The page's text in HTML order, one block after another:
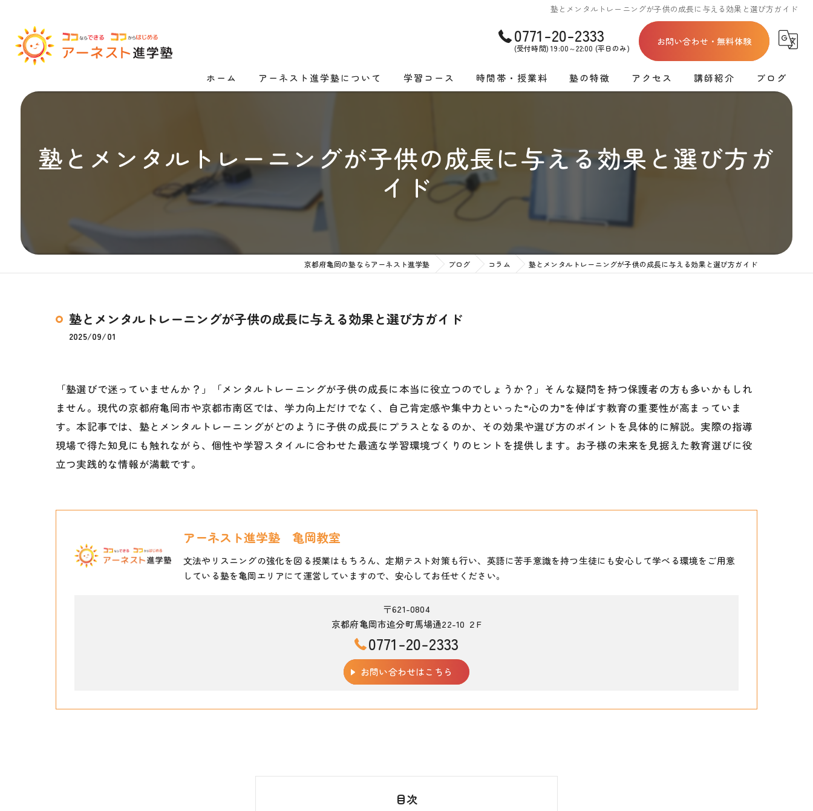
塾とメンタルトレーニングが子供の成長に与える効果と選び方ガイド
0771-20-2333
(受付時間) 19:00～22:00 (平日のみ)
お問い合わせ・無料体験
ホーム アーネスト進学塾について 学習コース
中学生コース
ONLINE授業コース
時間帯・授業料
洛西教室 時間割
集団授業コース料金
個別授業コース料金
塾の特徴
高校受験
ロボットプログラミング
アクセス
洛西教室
運営会社
講師紹介 ブログ
塾とメンタルトレーニングが子供の成長に与える効果と選び方ガ
イド
京都府亀岡の塾ならアーネスト進学塾 ブログ コラム 塾とメンタルトレーニングが子供の成長に与える効果と選び方ガイド
塾とメンタルトレーニングが子供の成長に与える効果と選び方ガイド
2025/09/01
「塾選びで迷っていませんか？」「メンタルトレーニングが子供の成長に本当に役立つのでしょうか？」そんな疑問を持つ保護者の方も多いかもしれ
ません。現代の京都府亀岡市や京都市南区では、学力向上だけでなく、自己肯定感や集中力といった“心の力”を伸ばす教育の重要性が高まっていま
す。本記事では、塾とメンタルトレーニングがどのように子供の成長にプラスとなるのか、その効果や選び方のポイントを具体的に解説。実際の指導
現場で得た知見にも触れながら、個性や学習スタイルに合わせた最適な学習環境づくりのヒントを提供します。お子様の未来を見据えた教育選びに役
立つ実践的な情報が満載です。
アーネスト進学塾 亀岡教室
文法やリスニングの強化を図る授業はもちろん、定期テスト対策も行い、英語に苦手意識を持つ生徒にも安心して学べる環境をご用意
している塾を亀岡エリアにて運営していますので、安心してお任せください。
〒621-0804
京都府亀岡市追分町馬場通22-10 ２F
0771-20-2333
お問い合わせはこちら
目次